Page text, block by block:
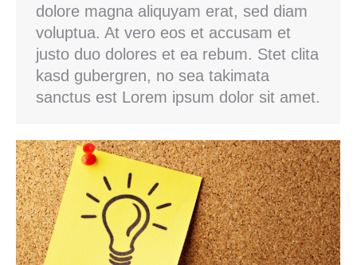
dolore magna aliquyam erat, sed diam
voluptua. At vero eos et accusam et
justo duo dolores et ea rebum. Stet clita
kasd gubergren, no sea takimata
sanctus est Lorem ipsum dolor sit amet.